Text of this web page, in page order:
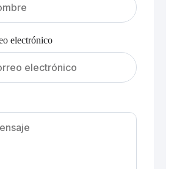
electrónico